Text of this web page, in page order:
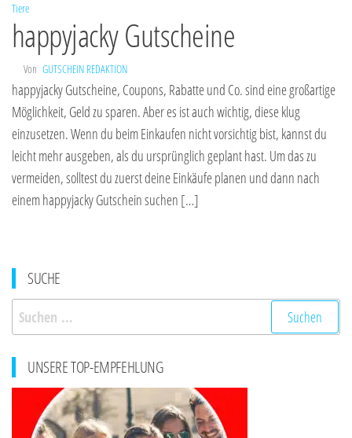
Tiere
happyjacky Gutscheine
Von GUTSCHEIN REDAKTION
happyjacky Gutscheine, Coupons, Rabatte und Co. sind eine großartige
Möglichkeit, Geld zu sparen. Aber es ist auch wichtig, diese klug
einzusetzen. Wenn du beim Einkaufen nicht vorsichtig bist, kannst du
leicht mehr ausgeben, als du ursprünglich geplant hast. Um das zu
vermeiden, solltest du zuerst deine Einkäufe planen und dann nach
einem happyjacky Gutschein suchen […]
SUCHE
Suchen
nach:
UNSERE TOP-EMPFEHLUNG